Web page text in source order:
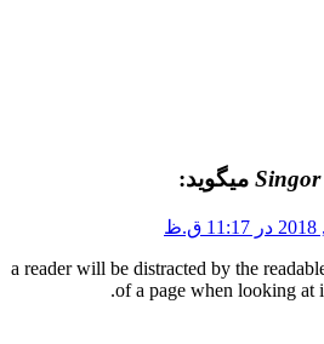
میگوید:
a reader will be distracted by the
of a page when looking at